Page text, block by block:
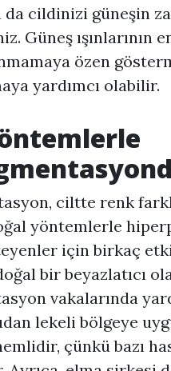
da cildinizi güneşin
Güneş ışınlarının
özen
yardımcı olabilir.
, ciltte renk
yöntemlerle
için birkaç
bir beyazlatıcı
vakalarında
lekeli bölgeye
çünkü bazı